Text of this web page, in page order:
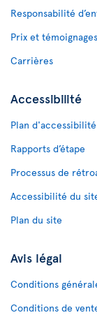
Responsabilité
Prix et
Carrières
Accessibilité
Plan d'accessibilité
Rapports d’étape
Processus de
Accessibilité du
Plan du site
Avis légal
Conditions
Conditions de